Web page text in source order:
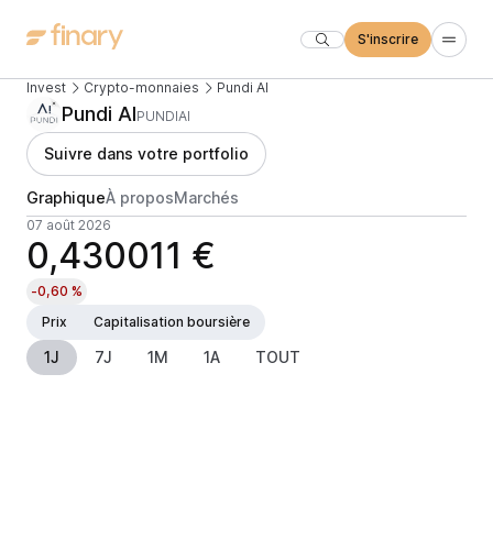
S'inscrire
Invest Crypto-monnaies Pundi AI
Pundi AIPUNDIAI
Suivre dans votre portfolio
GraphiqueÀ proposMarchés
07 août 2026
0,430011 €
-0,60 %
Prix
Capitalisation boursière
1J 7J 1M 1A TOUT